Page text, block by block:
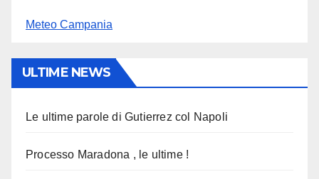
Meteo Campania
ULTIME NEWS
Le ultime parole di Gutierrez col Napoli
Processo Maradona , le ultime !